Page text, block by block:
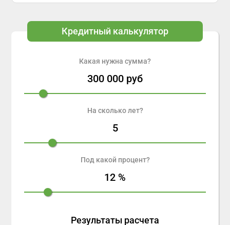
Кредитный калькулятор
Какая нужна сумма?
300 000 руб
На сколько лет?
5
Под какой процент?
12 %
Результаты расчета